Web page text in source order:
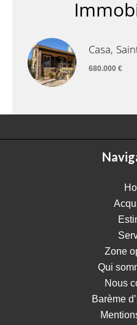
Casa,
680.000 €
Zone
Qui
Nous
Barème